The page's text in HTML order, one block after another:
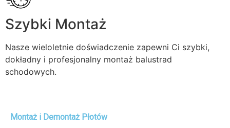
Szybki Montaż
Nasze wieloletnie doświadczenie zapewni Ci szybki,
dokładny i profesjonalny montaż balustrad
schodowych.
Montaż i Demontaż Płotów